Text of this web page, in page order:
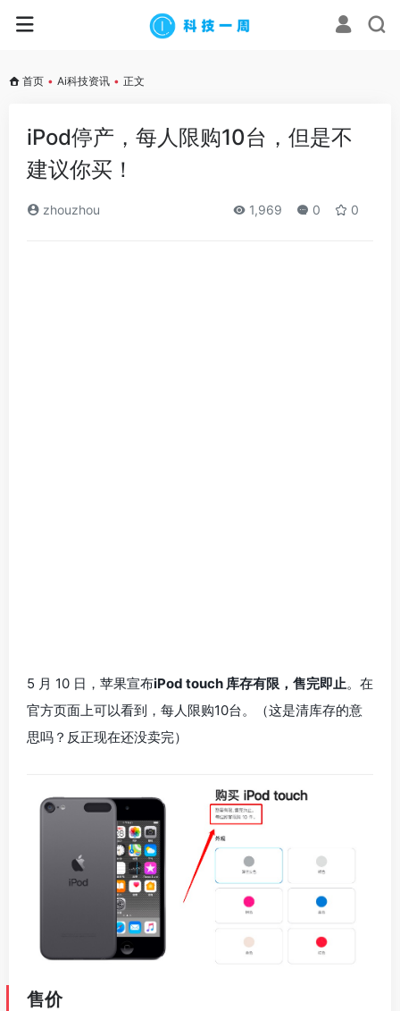
首页 • Ai科技资讯 • 正文
iPod停产，每人限购10台，但是不
建议你买！
zhouzhou 1,969 0 0
5 月 10 日，苹果宣布iPod touch 库存有限，售完即止。在
官方页面上可以看到，每人限购10台。（这是清库存的意
思吗？反正现在还没卖完）
售价